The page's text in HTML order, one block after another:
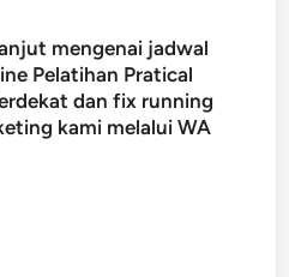
mengenai jadwal
Pelatihan Pratical
dan fix running
kami melalui WA